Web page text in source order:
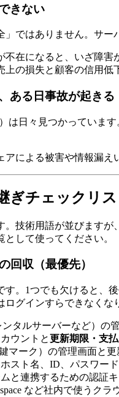
きない
」ではありません。サ
不在になると、いざ障
の損失と顧客の信用低
ある日事故が起きる
は日々見つかっていま
による被害や情報漏
ぎチェックリス
。技術用語が並びます
して使ってください。
回収（最優先）
す。1つでも欠けると、
グインすらできなくな
タルサーバーなど）の
ウントと更新期限・支
マーク）の管理画面と更
スト名、ID、パスワード
と連携するための認証
など社内で使うク